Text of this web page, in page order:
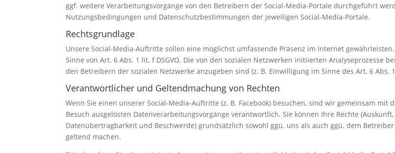
ggf. weitere Verarbeitungsvorgänge von den Betreibern der Social-Media-Portale durchgeführt
Nutzungsbedingungen und Datenschutzbestimmungen der jeweiligen Social-Media-Portale.
Rechtsgrundlage
Unsere Social-Media-Auftritte sollen eine möglichst umfassende Präsenz im Internet
Sinne von Art. 6 Abs. 1 lit. f DSGVO. Die von den sozialen Netzwerken initiierten Analyseprozesse
den Betreibern der sozialen Netzwerke anzugeben sind (z. B. Einwilligung im Sinne des Art. 6 Abs. 1
Verantwortlicher und Geltendmachung von Rechten
Wenn Sie einen unserer Social-Media-Auftritte (z. B. Facebook) besuchen, sind wir gemeinsam
Besuch ausgelösten Datenverarbeitungsvorgänge verantwortlich. Sie können Ihre Rechte
Datenübertragbarkeit und Beschwerde) grundsätzlich sowohl ggü. uns als auch ggü. dem
geltend machen.